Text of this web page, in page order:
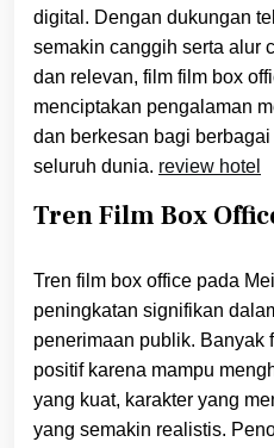
digital. Dengan dukungan
semakin canggih serta alur
dan relevan, film film box
menciptakan pengalaman
dan berkesan bagi
seluruh dunia. review hotel
Tren Film Box
Tren film box office pada
peningkatan signifikan
penerimaan publik. Banyak
positif karena mampu
yang kuat, karakter yang
yang semakin realistis.